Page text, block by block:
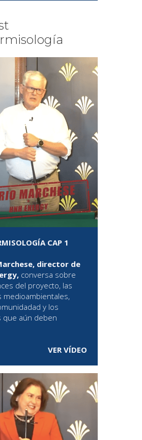
CAP 1
director de
conversa sobre
del proyecto, las
medioambientales,
y los
que aún deben
VER VÍDEO